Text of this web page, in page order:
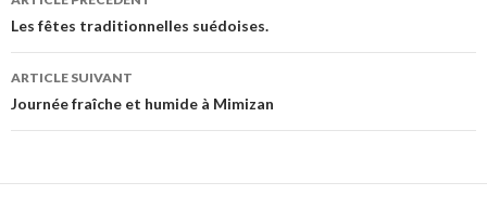
Navigation
des
articles
Les fêtes traditionnelles suédoises.
ARTICLE SUIVANT
Journée fraîche et humide à Mimizan